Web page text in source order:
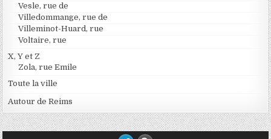
Vesle, rue de
Villedommange, rue de
Villeminot-Huard, rue
Voltaire, rue
X, Y et Z
Zola, rue Emile
Toute la ville
Autour de Reims